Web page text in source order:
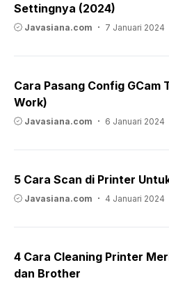
Settingnya (2024)
Javasiana.com 7 Januari 2024
Cara Pasang Config GCam
Work)
Javasiana.com 6 Januari 2024
5 Cara Scan di Printer
Javasiana.com 4 Januari 2024
4 Cara Cleaning Printer
dan Brother